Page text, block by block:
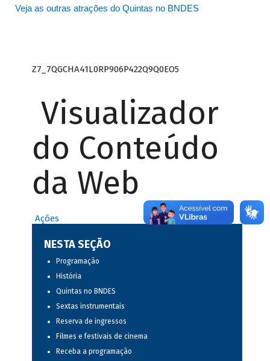
Veja as outras atrações do Quintas no BNDES
Z7_7QGCHA41L0RP906P422Q9Q0EO5
Visualizador
do Conteúdo
da Web
Ações
NESTA SEÇÃO
Programação
História
Quintas no BNDES
Sextas instrumentais
Reserva de ingressos
Filmes e festivais de cinema
Receba a programação